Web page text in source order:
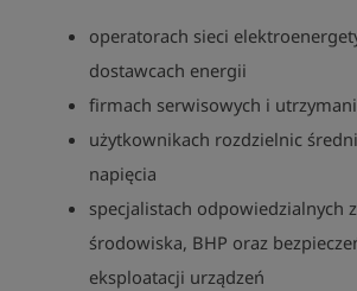
operatorach sieci
dostawcach energii
firmach serwisowych i
użytkownikach rozdzielnic
napięcia
specjalistach odpowiedzialnych
środowiska, BHP oraz
eksploatacji urządzeń